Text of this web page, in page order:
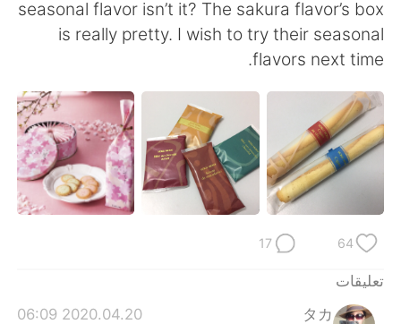
Indonesia Italiano
Türkçe Tiếng Việt
Português
seasonal flavor isn’t it? The sakura flavor’s box
is really pretty. I wish to try their seasonal
flavors next time.
64
17
تعليقات
タカ
2020.04.20 06:09